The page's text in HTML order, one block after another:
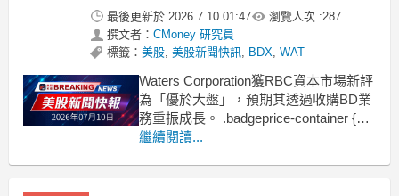
最後更新於 2026.7.10 01:47 瀏覽人次 :287
撰文者： CMoney 研究員
標籤： 美股, 美股新聞快訊, BDX, WAT
Waters Corporation獲RBC資本市場新評
為「優於大盤」，預期其透過收購BD業
務重振成長。 .badgeprice-container {
display: flex !important;
繼續閱讀...